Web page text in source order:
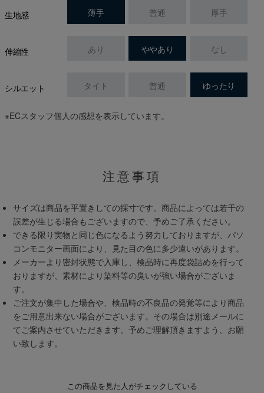
生地感 薄手 普通 厚手
伸縮性 あり ややあり なし
シルエット タイト 普通 ゆったり
※ECスタッフ個人の感想を表示しています。
注意事項
サイズは商品を平置きしての採寸です。商品によっては若干の
誤差が生じる場合もございますので、予めご了承ください。
できる限り実物と同じ色になるよう努力しておりますが、パソ
コンモニター画面により、見た目の色に多少違いがあります。
メーカーより密封状態で入庫し、検品時に再度袋詰めを行って
おりますが、素材により染料等の臭いが強い場合がございま
す。
ご注文が集中した場合や、検品時の不良品の発覚等により商品
をご用意出来ない場合がございます。その場合は別途メールに
てご案内させていただきます。予めご理解頂きますよう、お願
い致します。
この商品を見た人がチェックしている